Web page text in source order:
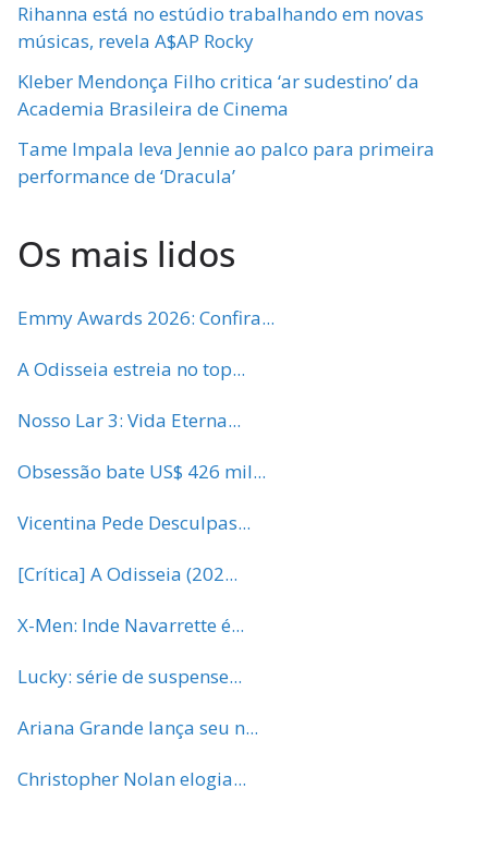
Rihanna está no estúdio trabalhando em novas
músicas, revela A$AP Rocky
Kleber Mendonça Filho critica ‘ar sudestino’ da
Academia Brasileira de Cinema
Tame Impala leva Jennie ao palco para primeira
performance de ‘Dracula’
Os mais lidos
Emmy Awards 2026: Confira...
A Odisseia estreia no top...
Nosso Lar 3: Vida Eterna...
Obsessão bate US$ 426 mil...
Vicentina Pede Desculpas...
[Crítica] A Odisseia (202...
X-Men: Inde Navarrette é...
Lucky: série de suspense...
Ariana Grande lança seu n...
Christopher Nolan elogia...